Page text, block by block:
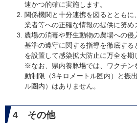
速かつ的確に実施します。
関係機関と十分連携を図るとともに
業者等への正確な情報の提供に努め
農場の消毒や野生動物の農場への侵
基準の遵守に関する指導を徹底する
を設置して感染拡大防止に万全を期
※なお、県内養豚場では、ワクチン
動制限（3キロメートル圏内）と搬
ル圏内）はありません。
4 その他